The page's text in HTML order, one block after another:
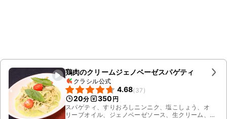
鶏肉のクリームジェノベーゼスパゲティ
クラシル公式
4.68(37 )
20分 350 円
スパゲティ、すりおろしニンニク、塩こしょう、オ
リーブオイル、ジェノベーゼソース、生クリーム、コ